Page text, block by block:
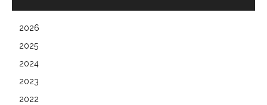
2026
2025
2024
2023
2022